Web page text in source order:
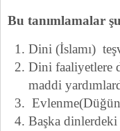
Bu tanımlamalar
Dini (İslamı)
Dini faaliyetlere
maddi
Başka